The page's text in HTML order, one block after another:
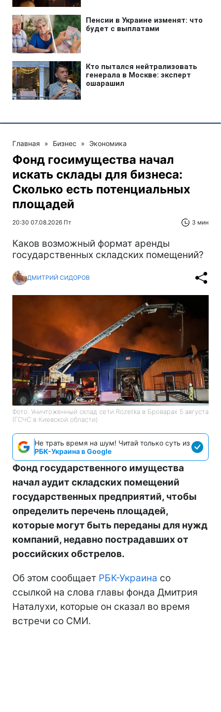
Главная » Бизнес » Экономика
Фонд госимущества начал
искать склады для бизнеса:
Сколько есть потенциальных
площадей
20:30 07.08.2026 Пт 3 мин
Каков возможный формат аренды
государственных складских помещений?
ДМИТРИЙ СИДОРОВ
Фото: Уничтоженный склад сети Rozetka в Броварах 5 августа
(ГСЧС в Киевской области)
Не трать время на шум! Читай только суть из
РБК-Украина в Google
Фонд государственного имущества
начал аудит складских помещений
государственных предприятий, чтобы
определить перечень площадей,
которые могут быть переданы для нужд
компаний, недавно пострадавших от
российских обстрелов.
Об этом сообщает РБК-Украина со
ссылкой на слова главы фонда Дмитрия
Наталухи, которые он сказал во время
встречи со СМИ.